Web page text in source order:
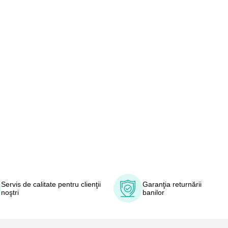
Servis de calitate pentru clienţii
noştri
Garanţia returnării
banilor